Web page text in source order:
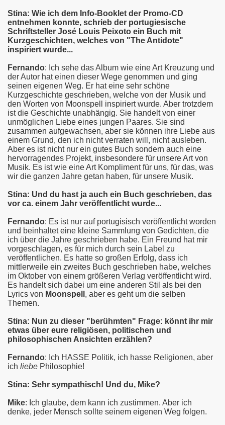
Stina: Wie ich dem Info-Booklet der Promo-CD
entnehmen konnte, schrieb der portugiesische
Schriftsteller José Louis Peixoto ein Buch mit
Kurzgeschichten, welches von "The Antidote"
inspiriert wurde...
Fernando: Ich sehe das Album wie eine Art Kreuzung und
der Autor hat einen dieser Wege genommen und ging
seinen eigenen Weg. Er hat eine sehr schöne
Kurzgeschichte geschrieben, welche von der Musik und
den Worten von Moonspell inspiriert wurde. Aber trotzdem
ist die Geschichte unabhängig. Sie handelt von einer
unmöglichen Liebe eines jungen Paares. Sie sind
zusammen aufgewachsen, aber sie können ihre Liebe aus
einem Grund, den ich nicht verraten will, nicht ausleben.
Aber es ist nicht nur ein gutes Buch sondern auch eine
hervorragendes Projekt, insbesondere für unsere Art von
Musik. Es ist wie eine Art Kompliment für uns, für das, was
wir die ganzen Jahre getan haben, für unsere Musik.
Stina: Und du hast ja auch ein Buch geschrieben, das
vor ca. einem Jahr veröffentlicht wurde...
Fernando: Es ist nur auf portugisisch veröffentlicht worden
und beinhaltet eine kleine Sammlung von Gedichten, die
ich über die Jahre geschrieben habe. Ein Freund hat mir
vorgeschlagen, es für mich durch sein Label zu
veröffentlichen. Es hatte so großen Erfolg, dass ich
mittlerweile ein zweites Buch geschrieben habe, welches
im Oktober von einem größeren Verlag veröffentlicht wird.
Es handelt sich dabei um eine anderen Stil als bei den
Lyrics von Moonspell , aber es geht um die selben
Themen.
Stina: Nun zu dieser "berühmten" Frage: könnt ihr mir
etwas über eure religiösen, politischen und
philosophischen Ansichten erzählen?
Fernando: Ich HASSE Politik, ich hasse Religionen, aber
ich liebe Philosophie!
Stina: Sehr sympathisch! Und du, Mike?
Mike: Ich glaube, dem kann ich zustimmen. Aber ich
denke, jeder Mensch sollte seinem eigenen Weg folgen.